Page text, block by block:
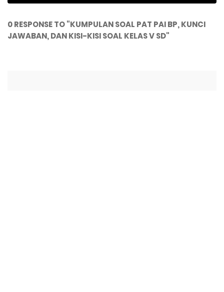
0 RESPONSE TO "KUMPULAN SOAL PAT PAI BP, KUNCI
JAWABAN, DAN KISI-KISI SOAL KELAS V SD"